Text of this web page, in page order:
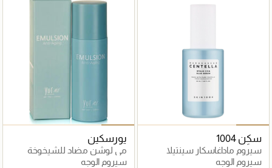
سكِن 1004
سيروم ماداغاسكار سينتيلا
هايلو-سيكا بلو
سيروم الوجه
يورسكين
مي لوشن مضاد للشيخوخة
سيروم الوجه